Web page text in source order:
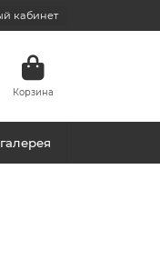
кабинет
Корзина